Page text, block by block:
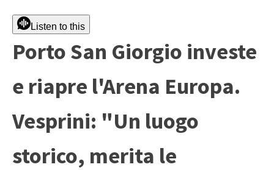
Listen to this
Porto San Giorgio investe
e riapre l'Arena Europa.
Vesprini: "Un luogo
storico, merita le